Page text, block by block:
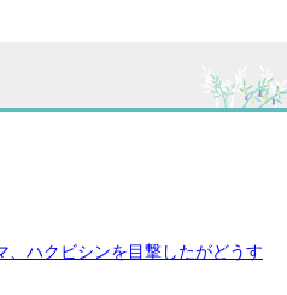
、ハクビシンを目撃したがどうす